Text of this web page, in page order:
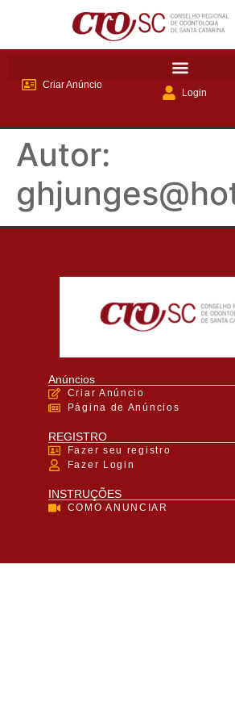
Criar Anúncio
Login
Autor:
Anúncios
Criar Anúncio
Página de Anúncios
REGISTRO
Fazer seu registro
Fazer Login
INSTRUÇÕES
COMO ANUNCIAR